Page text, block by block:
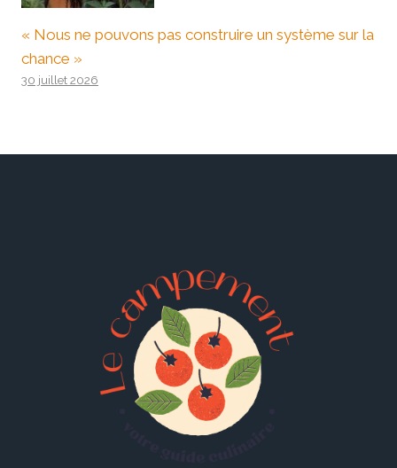
« Nous ne pouvons pas construire un système sur la
chance »
30 juillet 2026